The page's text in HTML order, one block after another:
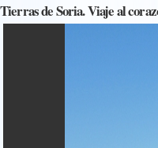
Tierras de Soria. Viaje al